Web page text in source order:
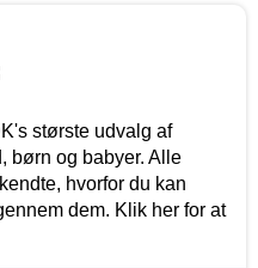
største udvalg af
børn og babyer. Alle
hvorfor du kan
dem. Klik her for at